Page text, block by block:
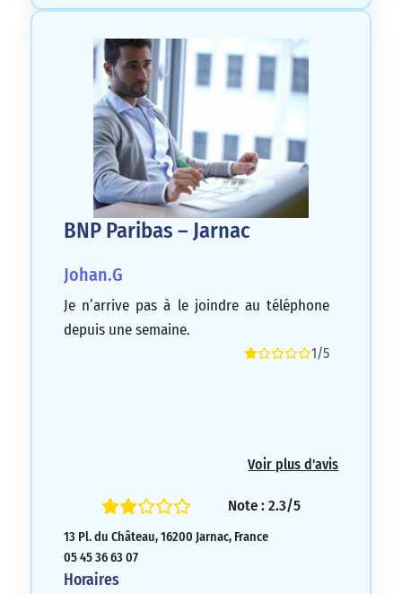
BNP Paribas – Jarnac
Johan.G
Je n’arrive pas à le joindre au téléphone
depuis une semaine.
1/5
Voir plus d'avis
Note : 2.3/5
13 Pl. du Château, 16200 Jarnac, France
05 45 36 63 07
Horaires